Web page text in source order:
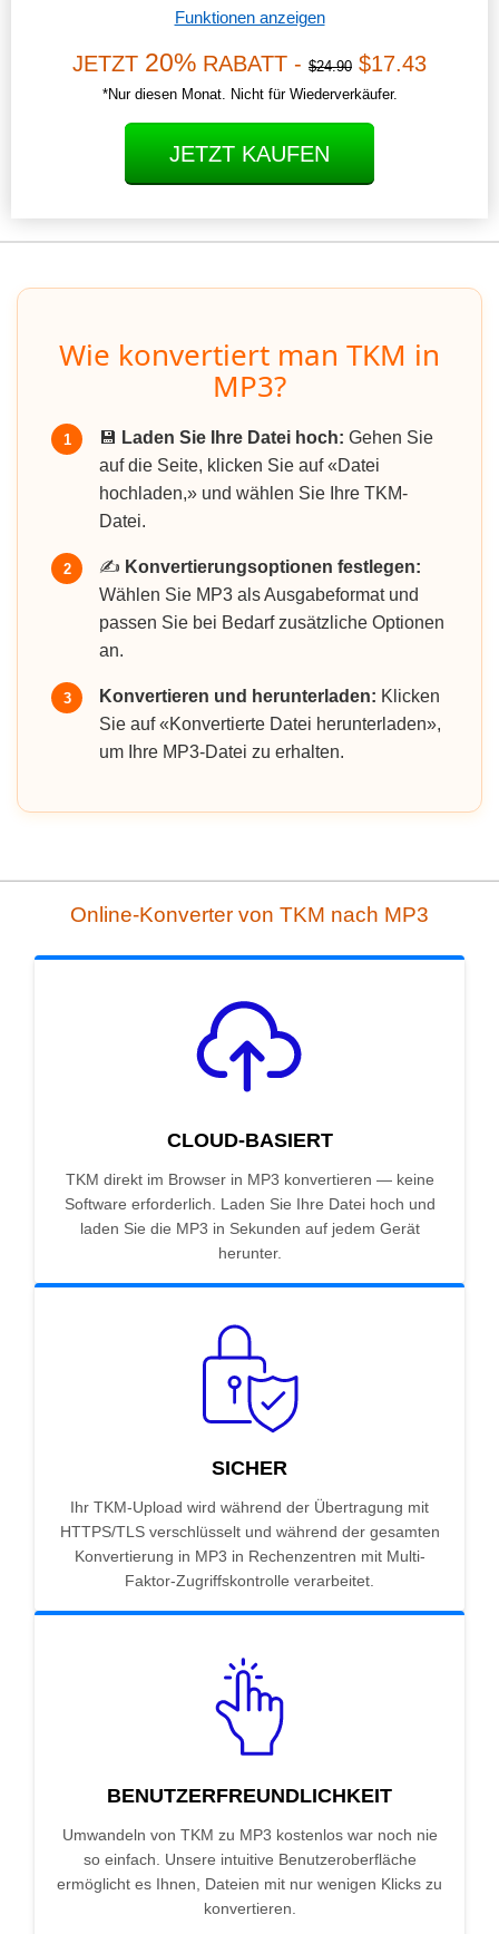
Funktionen anzeigen
JETZT 20% RABATT - $24.90 $17.43
*Nur diesen Monat. Nicht für Wiederverkäufer.
JETZT KAUFEN
Wie konvertiert man TKM in
MP3?
1 💾 Laden Sie Ihre Datei hoch: Gehen Sie
auf die Seite, klicken Sie auf «Datei
hochladen,» und wählen Sie Ihre TKM-
Datei.
2 ✍️ Konvertierungsoptionen festlegen:
Wählen Sie MP3 als Ausgabeformat und
passen Sie bei Bedarf zusätzliche Optionen
an.
3 Konvertieren und herunterladen: Klicken
Sie auf «Konvertierte Datei herunterladen»,
um Ihre MP3-Datei zu erhalten.
Online-Konverter von TKM nach MP3
CLOUD-BASIERT
TKM direkt im Browser in MP3 konvertieren — keine
Software erforderlich. Laden Sie Ihre Datei hoch und
laden Sie die MP3 in Sekunden auf jedem Gerät
herunter.
SICHER
Ihr TKM-Upload wird während der Übertragung mit
HTTPS/TLS verschlüsselt und während der gesamten
Konvertierung in MP3 in Rechenzentren mit Multi-
Faktor-Zugriffskontrolle verarbeitet.
BENUTZERFREUNDLICHKEIT
Umwandeln von TKM zu MP3 kostenlos war noch nie
so einfach. Unsere intuitive Benutzeroberfläche
ermöglicht es Ihnen, Dateien mit nur wenigen Klicks zu
konvertieren.